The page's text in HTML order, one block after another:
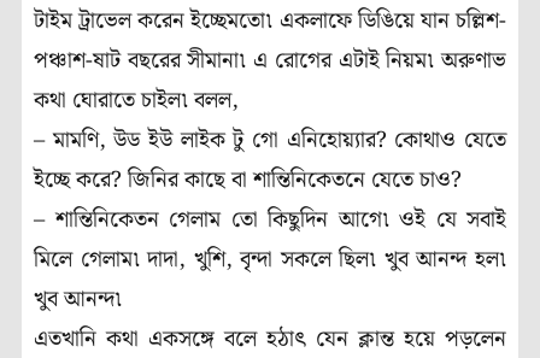
টাইম ট্রাভেল করেন ইচ্ছেমতো৷ একলাফে ডিঙিয়ে যান চল্লিশ-
পঞ্চাশ-ষাট বছরের সীমানা৷ এ রোগের এটাই নিয়ম৷ অরুণাভ
কথা ঘোরাতে চাইল৷ বলল,
– মামণি, উড ইউ লাইক টু গো এনিহোয়্যার? কোথাও যেতে
ইচ্ছে করে? জিনির কাছে বা শান্তিনিকেতনে যেতে চাও?
– শান্তিনিকেতন গেলাম তো কিছুদিন আগে৷ ওই যে সবাই
মিলে গেলাম৷ দাদা, খুশি, বৃন্দা সকলে ছিল৷ খুব আনন্দ হল৷
খুব আনন্দ৷
এতখানি কথা একসঙ্গে বলে হঠাৎ যেন ক্লান্ত হয়ে পড়লেন